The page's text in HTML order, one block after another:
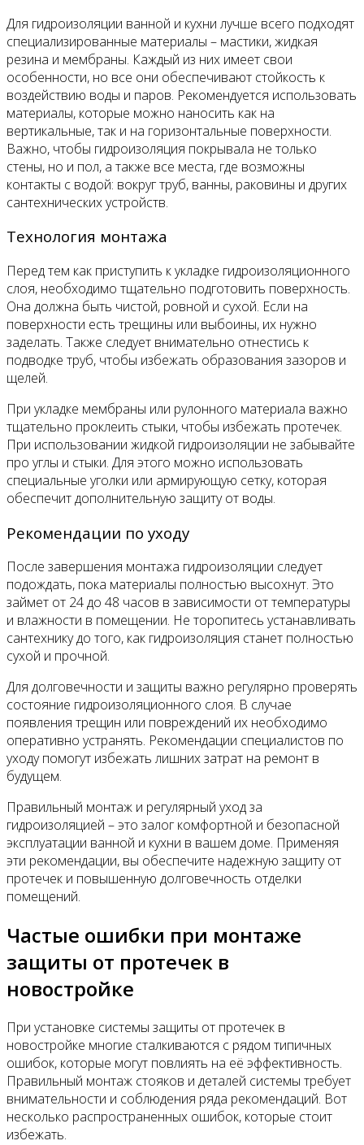
Для гидроизоляции ванной и кухни лучше всего подходят
специализированные материалы – мастики, жидкая
резина и мембраны. Каждый из них имеет свои
особенности, но все они обеспечивают стойкость к
воздействию воды и паров. Рекомендуется использовать
материалы, которые можно наносить как на
вертикальные, так и на горизонтальные поверхности.
Важно, чтобы гидроизоляция покрывала не только
стены, но и пол, а также все места, где возможны
контакты с водой: вокруг труб, ванны, раковины и других
сантехнических устройств.
Технология монтажа
Перед тем как приступить к укладке гидроизоляционного
слоя, необходимо тщательно подготовить поверхность.
Она должна быть чистой, ровной и сухой. Если на
поверхности есть трещины или выбоины, их нужно
заделать. Также следует внимательно отнестись к
подводке труб, чтобы избежать образования зазоров и
щелей.
При укладке мембраны или рулонного материала важно
тщательно проклеить стыки, чтобы избежать протечек.
При использовании жидкой гидроизоляции не забывайте
про углы и стыки. Для этого можно использовать
специальные уголки или армирующую сетку, которая
обеспечит дополнительную защиту от воды.
Рекомендации по уходу
После завершения монтажа гидроизоляции следует
подождать, пока материалы полностью высохнут. Это
займет от 24 до 48 часов в зависимости от температуры
и влажности в помещении. Не торопитесь устанавливать
сантехнику до того, как гидроизоляция станет полностью
сухой и прочной.
Для долговечности и защиты важно регулярно проверять
состояние гидроизоляционного слоя. В случае
появления трещин или повреждений их необходимо
оперативно устранять. Рекомендации специалистов по
уходу помогут избежать лишних затрат на ремонт в
будущем.
Правильный монтаж и регулярный уход за
гидроизоляцией – это залог комфортной и безопасной
эксплуатации ванной и кухни в вашем доме. Применяя
эти рекомендации, вы обеспечите надежную защиту от
протечек и повышенную долговечность отделки
помещений.
Частые ошибки при монтаже
защиты от протечек в
новостройке
При установке системы защиты от протечек в
новостройке многие сталкиваются с рядом типичных
ошибок, которые могут повлиять на её эффективность.
Правильный монтаж стояков и деталей системы требует
внимательности и соблюдения ряда рекомендаций. Вот
несколько распространенных ошибок, которые стоит
избежать.